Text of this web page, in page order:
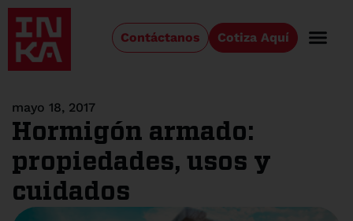
Cotiza Aquí
Contáctanos
mayo 18, 2017
Hormigón armado:
propiedades, usos y
cuidados